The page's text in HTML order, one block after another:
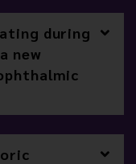
during
new